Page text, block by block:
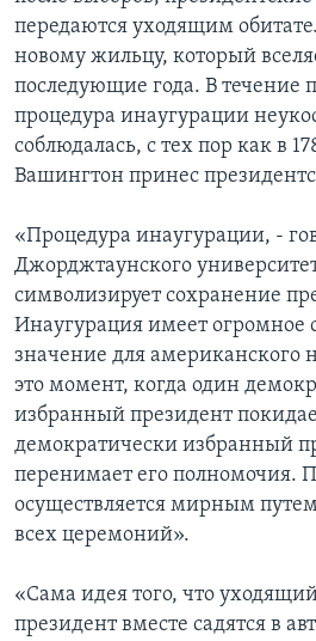
НЬЮ-ЙОРК NEW YORK
АМЕРИКА. БОЛЬШОЕ
АМЕРИКАНСКИЕ ГОРОДКИ
ТЕСТЫ
УЧИМ АНГЛИЙСКИЙ
ВИДЕО
ПОДПИСКА НА НОВОСТИ
Learning English
СОЦИАЛЬНЫЕ СЕТИ
Языки
передаются уходящим
новому жильцу, который
последующие года. В течение
процедура инаугурации
соблюдалась, с тех пор как в
Вашингтон принес
«Процедура инаугурации, -
Джорджтаунского
символизирует сохранение
Инаугурация имеет огромное
значение для американского
это момент, когда один
избранный президент
демократически избранный
перенимает его полномочия.
осуществляется мирным
всех церемоний».
«Сама идея того, что
президент вместе садятся в